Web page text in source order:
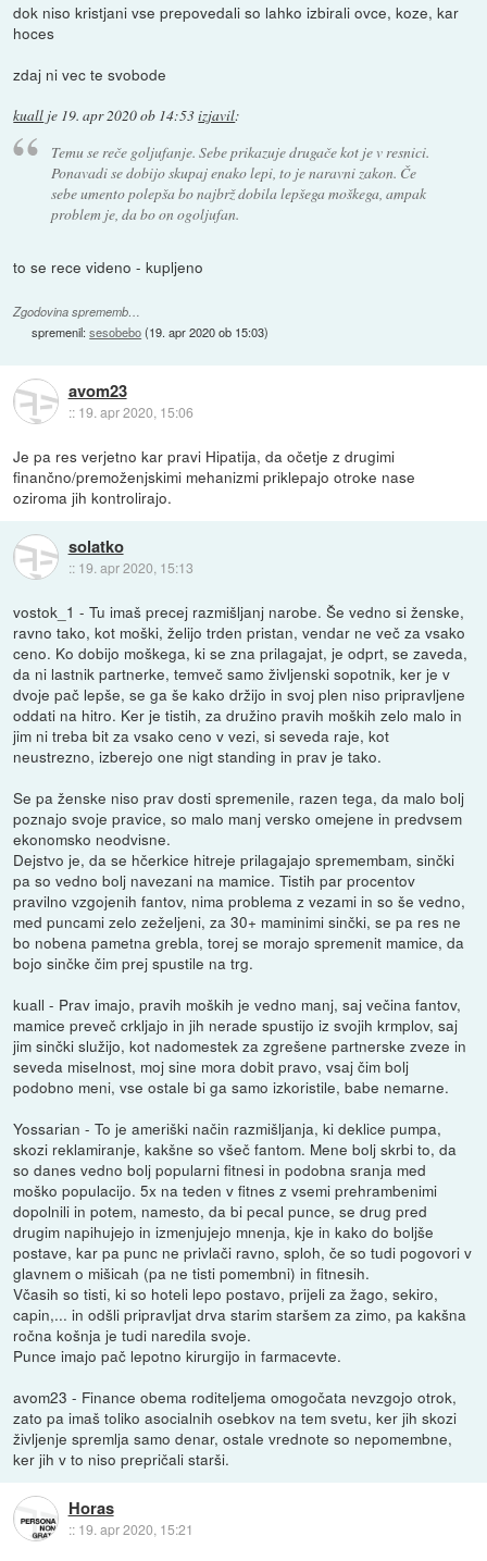
dok niso kristjani vse prepovedali so lahko izbirali ovce, koze, kar
hoces
zdaj ni vec te svobode
kuall je 19. apr 2020 ob 14:53izjavil:
Temu se reče goljufanje. Sebe prikazuje drugače kot je v resnici.
Ponavadi se dobijo skupaj enako lepi, to je naravni zakon. Če
sebe umento polepša bo najbrž dobila lepšega moškega, ampak
problem je, da bo on ogoljufan.
to se rece videno - kupljeno
Zgodovina sprememb…
spremenil:sesobebo(19. apr 2020 ob 15:03)
avom23
:: 19. apr 2020, 15:06
Je pa res verjetno kar pravi Hipatija, da očetje z drugimi
finančno/premoženjskimi mehanizmi priklepajo otroke nase
oziroma jih kontrolirajo.
solatko
:: 19. apr 2020, 15:13
vostok_1 - Tu imaš precej razmišljanj narobe. Še vedno si ženske,
ravno tako, kot moški, želijo trden pristan, vendar ne več za vsako
ceno. Ko dobijo moškega, ki se zna prilagajat, je odprt, se zaveda,
da ni lastnik partnerke, temveč samo življenski sopotnik, ker je v
dvoje pač lepše, se ga še kako držijo in svoj plen niso pripravljene
oddati na hitro. Ker je tistih, za družino pravih moških zelo malo in
jim ni treba bit za vsako ceno v vezi, si seveda raje, kot
neustrezno, izberejo one nigt standing in prav je tako.
Se pa ženske niso prav dosti spremenile, razen tega, da malo bolj
poznajo svoje pravice, so malo manj versko omejene in predvsem
ekonomsko neodvisne.
Dejstvo je, da se hčerkice hitreje prilagajajo spremembam, sinčki
pa so vedno bolj navezani na mamice. Tistih par procentov
pravilno vzgojenih fantov, nima problema z vezami in so še vedno,
med puncami zelo zeželjeni, za 30+ maminimi sinčki, se pa res ne
bo nobena pametna grebla, torej se morajo spremenit mamice, da
bojo sinčke čim prej spustile na trg.
kuall - Prav imajo, pravih moških je vedno manj, saj večina fantov,
mamice preveč crkljajo in jih nerade spustijo iz svojih krmplov, saj
jim sinčki služijo, kot nadomestek za zgrešene partnerske zveze in
seveda miselnost, moj sine mora dobit pravo, vsaj čim bolj
podobno meni, vse ostale bi ga samo izkoristile, babe nemarne.
Yossarian - To je ameriški način razmišljanja, ki deklice pumpa,
skozi reklamiranje, kakšne so všeč fantom. Mene bolj skrbi to, da
so danes vedno bolj popularni fitnesi in podobna sranja med
moško populacijo. 5x na teden v fitnes z vsemi prehrambenimi
dopolnili in potem, namesto, da bi pecal punce, se drug pred
drugim napihujejo in izmenjujejo mnenja, kje in kako do boljše
postave, kar pa punc ne privlači ravno, sploh, če so tudi pogovori v
glavnem o mišicah (pa ne tisti pomembni) in fitnesih.
Včasih so tisti, ki so hoteli lepo postavo, prijeli za žago, sekiro,
capin,... in odšli pripravljat drva starim staršem za zimo, pa kakšna
ročna košnja je tudi naredila svoje.
Punce imajo pač lepotno kirurgijo in farmacevte.
avom23 - Finance obema roditeljema omogočata nevzgojo otrok,
zato pa imaš toliko asocialnih osebkov na tem svetu, ker jih skozi
življenje spremlja samo denar, ostale vrednote so nepomembne,
ker jih v to niso prepričali starši.
Horas
:: 19. apr 2020, 15:21